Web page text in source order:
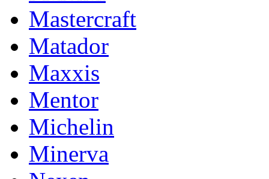
Mastercraft
Matador
Maxxis
Mentor
Michelin
Minerva